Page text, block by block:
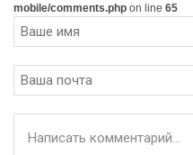
mobile/comments.php on line 65